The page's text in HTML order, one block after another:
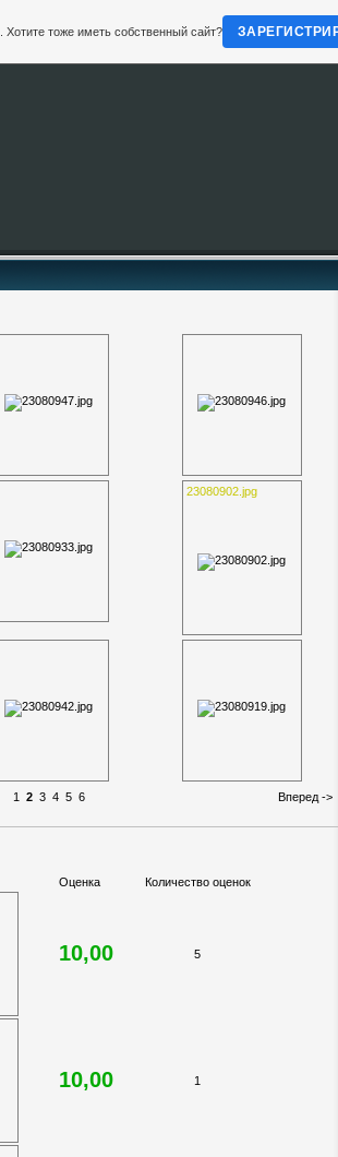
23080902.jpg
1 2 3 4 5 6 Вперед ->
Оценка Количество оценок
10,00 5
10,00 1
. Хотите тоже иметь собственный сайт?